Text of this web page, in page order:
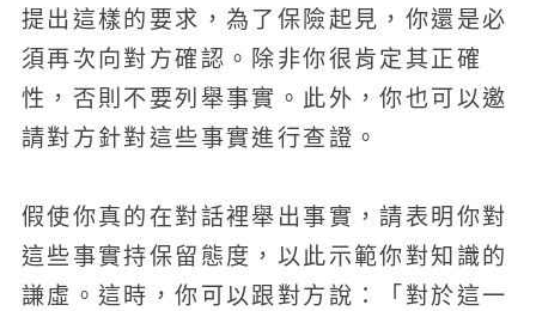
提出這樣的要求，為了保險起見，你還是必
須再次向對方確認。除非你很肯定其正確
性，否則不要列舉事實。此外，你也可以邀
請對方針對這些事實進行查證。
假使你真的在對話裡舉出事實，請表明你對
這些事實持保留態度，以此示範你對知識的
謙虛。這時，你可以跟對方說：「對於這一